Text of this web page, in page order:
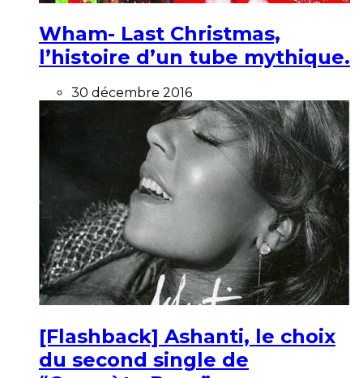
Wham- Last Christmas,
l’histoire d’un tube mythique.
30 décembre 2016
[Flashback] Ashanti, le choix
du second single de